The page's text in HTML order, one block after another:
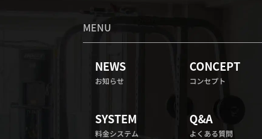
MENU
NEWS
お知らせ
CONCEPT
コンセプト
SYSTEM
料金システム
Q&A
よくある質問